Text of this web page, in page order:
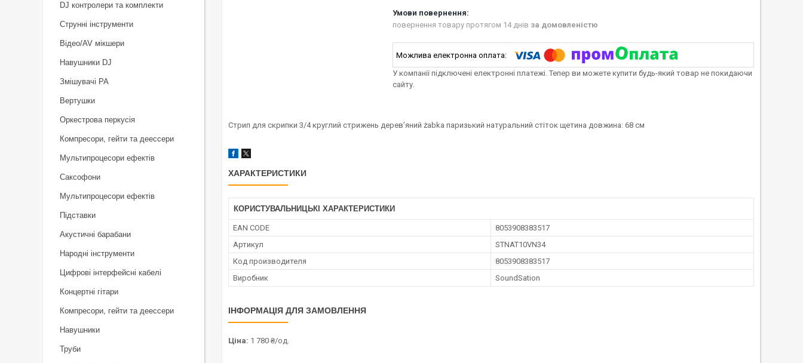
повернення товару протягом 14 днів за домовленістю
У компанії підключені електронні платежі. Тепер ви можете купити будь-який товар не покидаючи
сайту.
Стрип для скрипки 3/4 круглий стрижень дерев’яний żabka паризький натуральний стіток щетина довжина: 68 см
ХАРАКТЕРИСТИКИ
КОРИСТУВАЛЬНИЦЬКІ ХАРАКТЕРИСТИКИ
EAN CODE
8053908383517
Артикул
STNAT10VN34
Код производителя
8053908383517
Виробник
SoundSation
ІНФОРМАЦІЯ ДЛЯ ЗАМОВЛЕННЯ
Ціна: 1 780 ₴/од.
DJ контролери та комплекти
Струнні інструменти
Відео/AV мікшери
Навушники DJ
Змішувачі PA
Вертушки
Оркестрова перкусія
Компресори, гейти та деессери
Мультипроцесори ефектів
Саксофони
Мультипроцесори ефектів
Підставки
Акустичні барабани
Народні інструменти
Цифрові інтерфейсні кабелі
Концертні гітари
Компресори, гейти та деессери
Навушники
Труби